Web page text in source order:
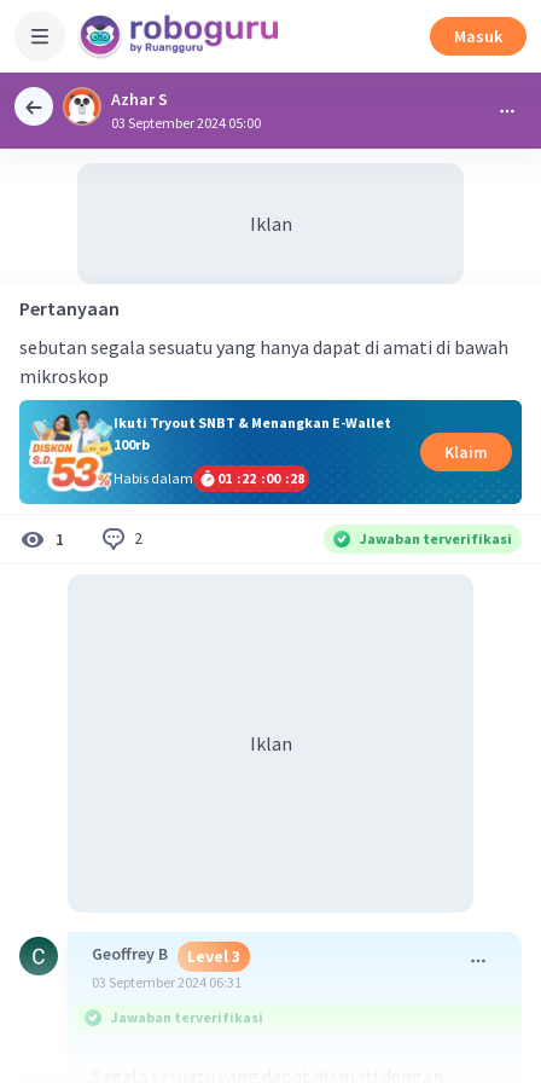
Masuk
Azhar S
03 September 2024 05:00
Iklan
Pertanyaan
sebutan segala sesuatu yang hanya dapat di amati di bawah
mikroskop
Ikuti Tryout SNBT & Menangkan E-Wallet
100rb
Habis dalam
01 :22 :00 :27
Klaim
1 2 Jawaban terverifikasi
Iklan
Geoffrey B Level 3
03 September 2024 06:31
Jawaban terverifikasi